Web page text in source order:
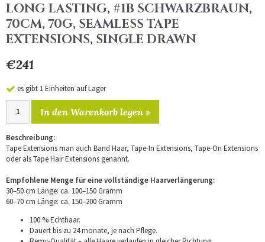
LONG LASTING, #1B SCHWARZBRAUN,
70CM, 70G, SEAMLESS TAPE
EXTENSIONS, SINGLE DRAWN
€241
es gibt 1 Einheiten auf Lager
In den Warenkorb legen »
Beschreibung:
Tape Extensions man auch Band Haar, Tape-In Extensions, Tape-On Extensions
oder als Tape Hair Extensions genannt.
Empfohlene Menge für eine vollständige Haarverlängerung:
30–50 cm Länge: ca. 100–150 Gramm
60–70 cm Länge: ca. 150–200 Gramm
100 % Echthaar.
Dauert bis zu 24 monate, je nach Pflege.